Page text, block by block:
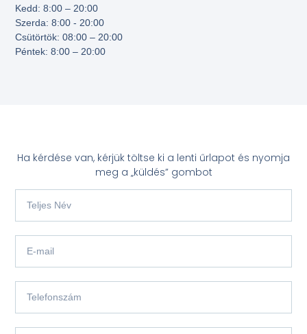
Kedd: 8:00 – 20:00
Szerda: 8:00 - 20:00
Csütörtök: 08:00 – 20:00
Péntek: 8:00 – 20:00
Ha kérdése van, kérjük töltse ki a lenti űrlapot és nyomja
meg a „küldés” gombot